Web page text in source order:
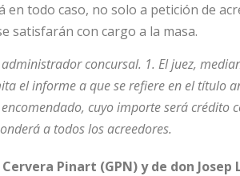
todo caso, no solo a petición de
satisfarán con cargo a la masa.
concursal. 1. El juez,
el informe a que se refiere en el título
cuyo importe será crédito
a todos los acreedores.
Pinart (GPN) y de don Josep